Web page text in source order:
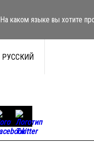
На каком языке вы хотите
РУССКИЙ